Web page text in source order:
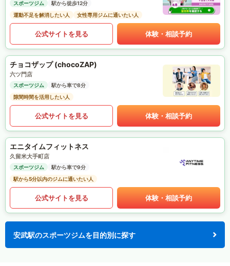
スポーツジム
駅から徒歩12分
運動不足を解消したい人
女性専用ジムに通いたい人
公式サイトを見る 体験・相談予約
チョコザップ (chocoZAP)
六ツ門店
スポーツジム
駅から車で8分
隙間時間を活用したい人
公式サイトを見る 体験・相談予約
エニタイムフィットネス
久留米大手町店
スポーツジム
駅から車で9分
駅から5分以内のジムに通いたい人
公式サイトを見る 体験・相談予約
安武駅のスポーツジムを目的別に探す